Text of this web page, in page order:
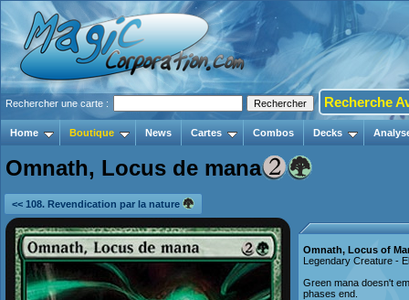
Rechercher une carte : Recherche
Home Boutique News Cartes Combos Decks
Omnath, Locus de mana
<< 108. Revendication par la nature
Omnath, Locus of
Legendary Creature -
Green mana doesn't
phases end.